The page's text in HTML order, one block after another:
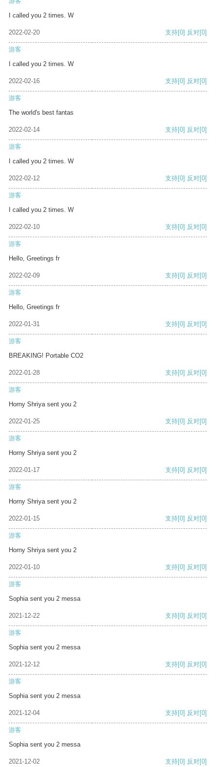
I called you 2 times. W
2022-02-20 支持[0] 反对[0]
游客
I called you 2 times. W
2022-02-16 支持[0] 反对[0]
游客
The world's best fantas
2022-02-14 支持[0] 反对[0]
游客
I called you 2 times. W
2022-02-12 支持[0] 反对[0]
游客
I called you 2 times. W
2022-02-10 支持[0] 反对[0]
游客
Hello, Greetings fr
2022-02-09 支持[0] 反对[0]
游客
Hello, Greetings fr
2022-01-31 支持[0] 反对[0]
游客
BREAKING! Portable CO2
2022-01-28 支持[0] 反对[0]
游客
Horny Shriya sent you 2
2022-01-25 支持[0] 反对[0]
游客
Horny Shriya sent you 2
2022-01-17 支持[0] 反对[0]
游客
Horny Shriya sent you 2
2022-01-15 支持[0] 反对[0]
游客
Horny Shriya sent you 2
2022-01-10 支持[0] 反对[0]
游客
Sophia sent you 2 messa
2021-12-22 支持[0] 反对[0]
游客
Sophia sent you 2 messa
2021-12-12 支持[0] 反对[0]
游客
Sophia sent you 2 messa
2021-12-04 支持[0] 反对[0]
游客
Sophia sent you 2 messa
2021-12-02 支持[0] 反对[0]